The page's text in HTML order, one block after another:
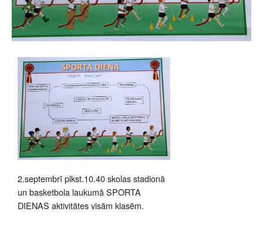
2.septembrī plkst.10.40 skolas stadionā
un basketbola laukumā SPORTA
DIENAS aktivitātes visām klasēm.